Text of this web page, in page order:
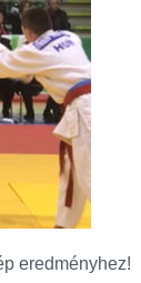
eredményhez!